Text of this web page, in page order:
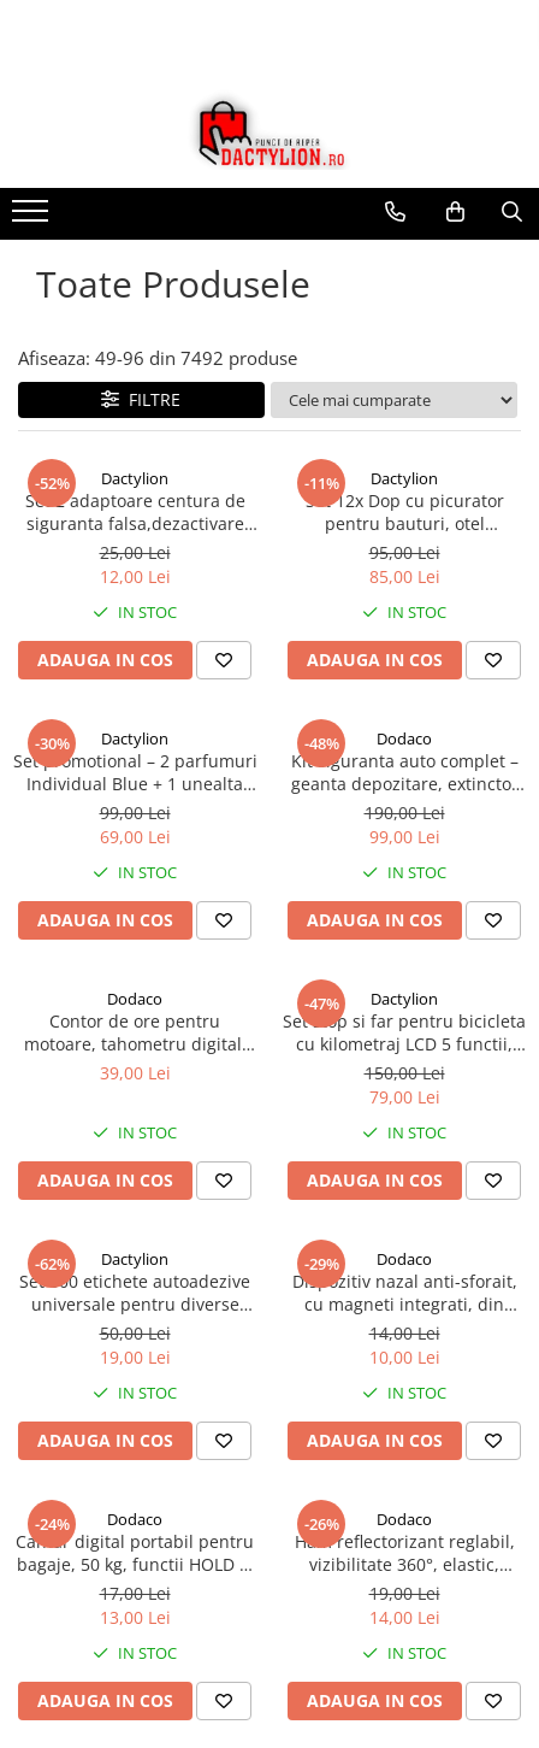
Toate Produsele
Afiseaza: 49-96 din 7492 produse
FILTRE
-52% Dactylion
Set 2 adaptoare centura de
siguranta falsa,dezactivare
avertizare sonora - Negru
25,00 Lei
12,00 Lei
IN STOC
ADAUGA IN COS
-11% Dactylion
Set 12x Dop cu picurator
pentru bauturi, otel
inoxidabil, 10.8 x 2.9 cm,
negru
95,00 Lei
85,00 Lei
IN STOC
ADAUGA IN COS
-30% Dactylion
Set promotional – 2 parfumuri
Individual Blue + 1 unealta
multifunctionala tip card,
oferta speciala la 69 lei
99,00 Lei
69,00 Lei
IN STOC
ADAUGA IN COS
-48% Dodaco
Kit siguranta auto complet –
geanta depozitare, extinctor
spray 1000 ml, 2 triunghiuri
reflectorizante, vesta
reflectorizanta portocalie si
trusa sanitara auto, set
obligatoriu pentru
autoturisme
190,00 Lei
99,00 Lei
IN STOC
ADAUGA IN COS
Dodaco
Contor de ore pentru
motoare, tahometru digital,
IP65, monitorizare timp si
39,00 Lei
IN STOC
ADAUGA IN COS
-47% Dactylion
Set stop si far pentru bicicleta
cu kilometraj LCD 5 functii,
claxon,rezistent la apa
150,00 Lei
79,00 Lei
IN STOC
ADAUGA IN COS
-62% Dactylion
Set 500 etichete autoadezive
universale pentru diverse
suprafete
50,00 Lei
19,00 Lei
IN STOC
ADAUGA IN COS
-29% Dodaco
Dispozitiv nazal anti-sforait,
cu magneti integrati, din
silicon moale, reutilizabil,
portabil, pentru respiratie
usoara si somn linistit,
transparent, 2 x 1.5 cm
14,00 Lei
10,00 Lei
IN STOC
ADAUGA IN COS
-24% Dodaco
Cantar digital portabil pentru
bagaje, 50 kg, functii HOLD si
TARE, afisaj LCD, unitati
multiple, carlig inox, negru
17,00 Lei
13,00 Lei
IN STOC
ADAUGA IN COS
-26% Dodaco
Ham reflectorizant reglabil,
vizibilitate 360°, elastic,
prindere cu catarama,
marime universala, culoare
verde neon
19,00 Lei
14,00 Lei
IN STOC
ADAUGA IN COS